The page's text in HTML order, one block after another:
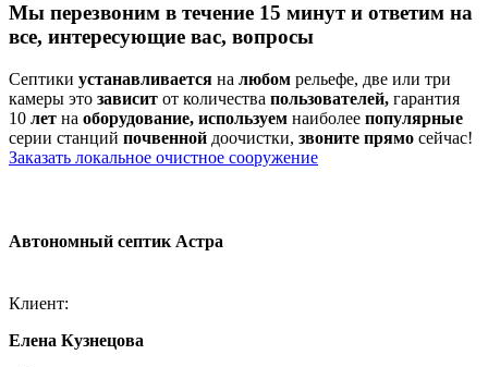
Мы перезвоним в течение 15 минут и ответим на
все, интересующие вас, вопросы
Септики устанавливается на любом рельефе, две или три
камеры это зависит от количества пользователей, гарантия
10 лет на оборудование, используем наиболее популярные
серии станций почвенной доочистки, звоните прямо сейчас!
Заказать локальное очистное сооружение
Автономный септик Астра
Клиент:
Елена Кузнецова